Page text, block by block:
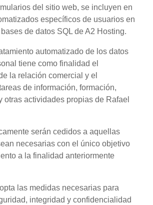
del sitio web, se incluyen en
específicos de usuarios en
de datos SQL de A2 Hosting.
automatizado de los datos
tiene como finalidad el
la relación comercial y el
de información, formación,
otras actividades propias de Rafael
serán cedidos a aquellas
necesarias con el único objetivo
a la finalidad anteriormente
las medidas necesarias para
integridad y confidencialidad